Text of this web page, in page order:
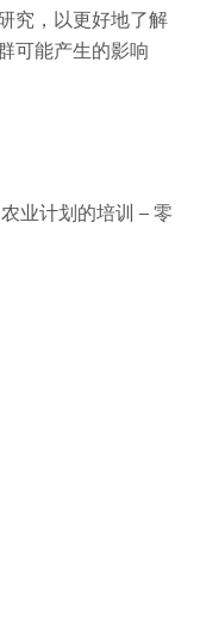
究，以更好地了解
可能产生的影响
业计划的培训 – 零